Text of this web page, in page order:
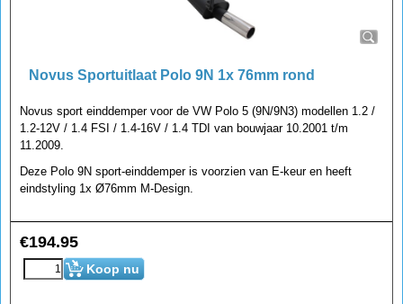
Novus Sportuitlaat Polo 9N 1x 76mm rond
Novus sport einddemper voor de VW Polo 5 (9N/9N3) modellen 1.2 /
1.2-12V / 1.4 FSI / 1.4-16V / 1.4 TDI van bouwjaar 10.2001 t/m
11.2009.
Deze Polo 9N sport-einddemper is voorzien van E-keur en heeft
eindstyling 1x Ø76mm M-Design.
€194.95
Koop nu